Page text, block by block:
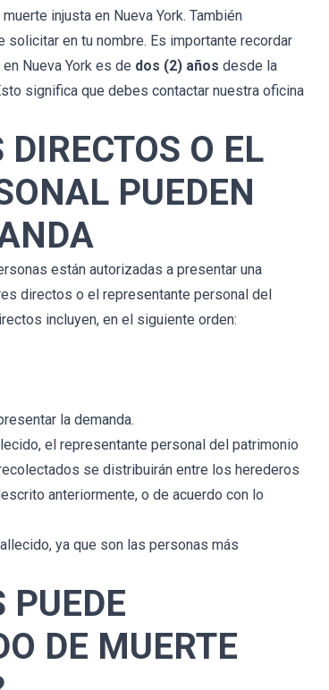
injusta en Nueva York. También
en tu nombre. Es importante recordar
Nueva York es de dos (2) años desde la
significa que debes contactar nuestra oficina
O EL
PUEDEN
están autorizadas a presentar una
directos o el representante personal del
incluyen, en el siguiente orden:
la demanda.
el representante personal del patrimonio
se distribuirán entre los herederos
anteriormente, o de acuerdo con lo
ya que son las personas más
PUEDE
DE MUERTE
Fue un gran placer trabajar con
dedicaron el 150% de su tiempo e
estoy extremadamente agradecida.
Por lo tanto, quiero agradecerles
mucho por ayudarme a ganar mi
acuerdo y desearles lo mejor.